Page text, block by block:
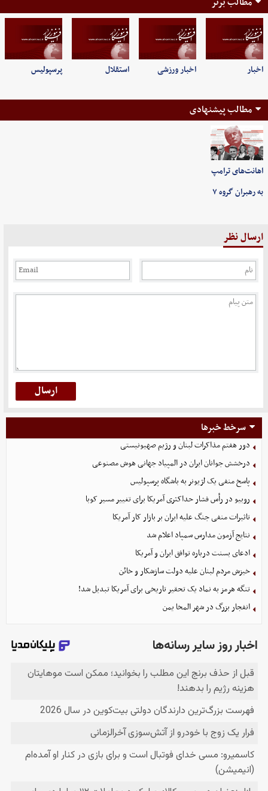
اخبار اخبار ورزشی استقلال پرسپولیس
مطالب پیشنهادی
اهانت‌های ترامپ
به رهبران گروه ۷
ارسال نظر
سرخط خبرها
دور هفتم مذاکرات لبنان و رژیم صهیونیستی
درخشش جوانان ایران در المپیاد جهانی هوش مصنوعی
پاسخ منفی یک لژیونر به باشگاه پرسپولیس
روبیو در رأس فشار حداکثری آمریکا برای تغییر مسیر کوبا
تاثیرات منفی جنگ علیه ایران بر بازار کار آمریکا
نتایج آزمون مدارس سمپاد اعلام شد
ادعای بسنت درباره توافق ایران و آمریکا
خیزش مردم لبنان علیه دولت سازشکار و خائن
تنگه هرمز به نماد یک تحقیر تاریخی برای آمریکا تبدیل شد!
انفجار بزرگ در شهر المخا یمن